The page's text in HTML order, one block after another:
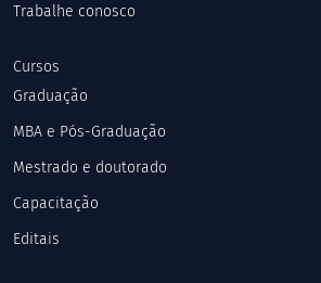
Trabalhe conosco
Cursos
Graduação
MBA e Pós-Graduação
Mestrado e doutorado
Capacitação
Editais